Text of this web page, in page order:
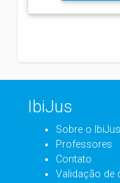
IbiJus
Sobre o IbiJus
Professores
Contato
Validação de